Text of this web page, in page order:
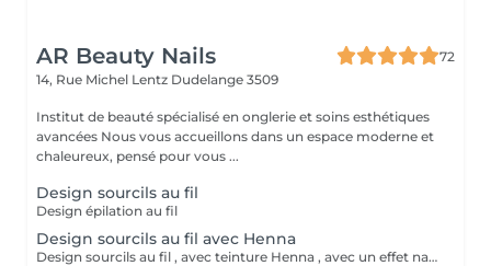
AR Beauty Nails
72
14, Rue Michel Lentz Dudelange 3509
Institut de beauté spécialisé en onglerie et soins esthétiques
avancées Nous vous accueillons dans un espace moderne et
chaleureux, pensé pour vous ...
Design sourcils au fil
Design épilation au fil
Design sourcils au fil avec Henna
Design sourcils au fil , avec teinture Henna , avec un effet naturel et complet pour les sourcils , durabilité 15jours